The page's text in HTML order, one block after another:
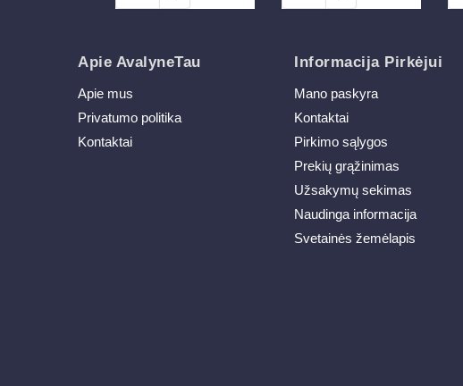
Apie AvalyneTau
Apie mus
Privatumo politika
Kontaktai
Informacija Pirkėjui
Mano paskyra
Kontaktai
Pirkimo sąlygos
Prekių grąžinimas
Užsakymų sekimas
Naudinga informacija
Svetainės žemėlapis